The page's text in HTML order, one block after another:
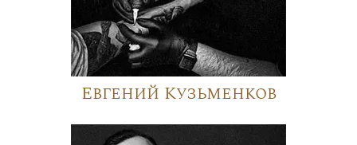
Евгений Кузьменков